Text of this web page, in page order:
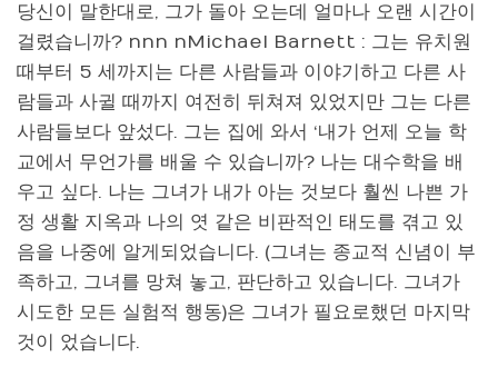
당신이 말한대로, 그가 돌아 오는데 얼마나 오랜 시간이
걸렸습니까? nnn nMichael Barnett : 그는 유치원
때부터 5 세까지는 다른 사람들과 이야기하고 다른 사
람들과 사귈 때까지 여전히 뒤쳐져 있었지만 그는 다른
사람들보다 앞섰다. 그는 집에 와서 ‘내가 언제 오늘 학
교에서 무언가를 배울 수 있습니까? 나는 대수학을 배
우고 싶다. 나는 그녀가 내가 아는 것보다 훨씬 나쁜 가
정 생활 지옥과 나의 엿 같은 비판적인 태도를 겪고 있
음을 나중에 알게되었습니다. (그녀는 종교적 신념이 부
족하고, 그녀를 망쳐 놓고, 판단하고 있습니다. 그녀가
시도한 모든 실험적 행동)은 그녀가 필요로했던 마지막
것이 었습니다.